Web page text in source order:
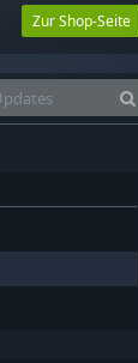
Zur Shop-Seite